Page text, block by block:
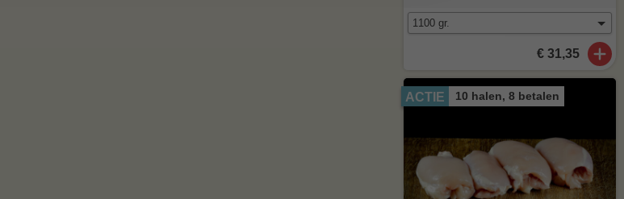
€ 31,35
ACTIE 10 halen, 8 betalen